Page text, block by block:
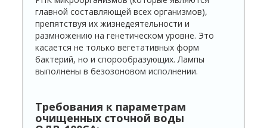
главной составляющей всех организмов),
препятствуя их жизнедеятельности и
размножению на генетическом уровне. Это
касается не только вегетативных форм
бактерий, но и спорообразующих. Лампы
выполнены в безозоновом исполнении.
Требования к параметрам
очищенных сточной воды